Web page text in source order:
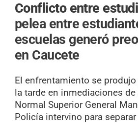
Conflicto entre
pelea entre
escuelas generó
en Caucete
El enfrentamiento se
la tarde en inmediaciones de
Normal Superior General
Policía intervino para